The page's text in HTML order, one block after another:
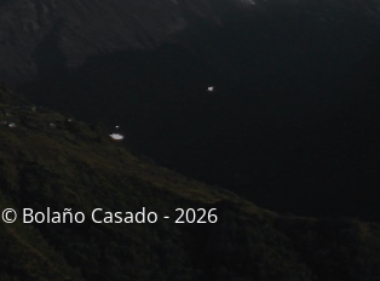
© Bolaño Casado - 2026